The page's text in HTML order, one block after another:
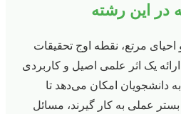
در این رشته
احیای مرتع، نقطه اوج تحقیقات
یک اثر علمی اصیل و کاربردی
دانشجویان امکان می‌دهد تا
عملی به کار گیرند، مسائل